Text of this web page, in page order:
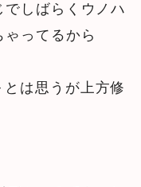
でしばらくウノハ
ってるから
は思うが上方修